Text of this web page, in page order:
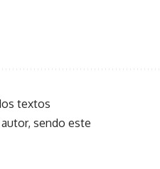
textos
sendo este